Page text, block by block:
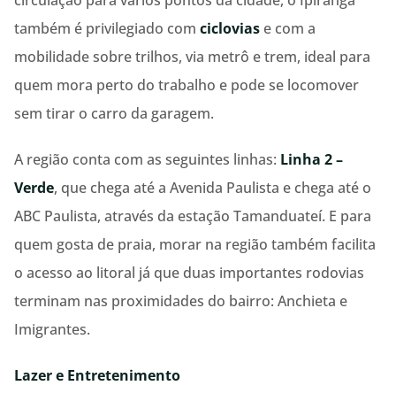
também é privilegiado com ciclovias e com a
mobilidade sobre trilhos, via metrô e trem, ideal para
quem mora perto do trabalho e pode se locomover
sem tirar o carro da garagem.
A região conta com as seguintes linhas: Linha 2 –
Verde, que chega até a Avenida Paulista e chega até o
ABC Paulista, através da estação Tamanduateí. E para
quem gosta de praia, morar na região também facilita
o acesso ao litoral já que duas importantes rodovias
terminam nas proximidades do bairro: Anchieta e
Imigrantes.
Lazer e Entretenimento